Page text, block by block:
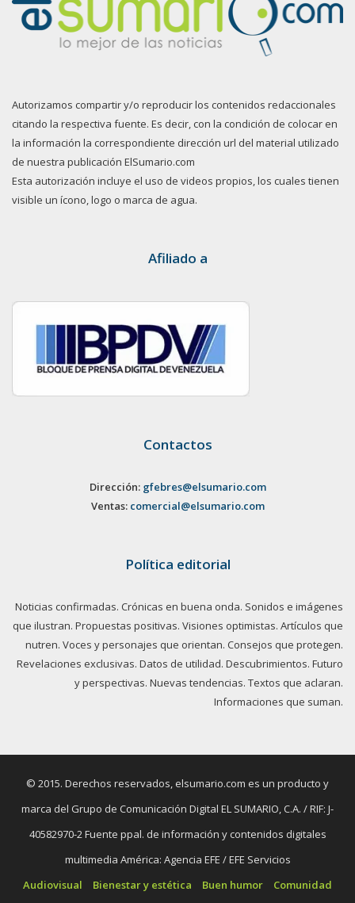
Autorizamos compartir y/o reproducir los contenidos redaccionales
citando la respectiva fuente. Es decir, con la condición de colocar en
la información la correspondiente dirección url del material utilizado
de nuestra publicación ElSumario.com
Esta autorización incluye el uso de videos propios, los cuales tienen
visible un ícono, logo o marca de agua.
Afiliado a
Contactos
Dirección: gfebres@elsumario.com
Ventas: comercial@elsumario.com
Política editorial
Noticias confirmadas. Crónicas en buena onda. Sonidos e imágenes
que ilustran. Propuestas positivas. Visiones optimistas. Artículos que
nutren. Voces y personajes que orientan. Consejos que protegen.
Revelaciones exclusivas. Datos de utilidad. Descubrimientos. Futuro
y perspectivas. Nuevas tendencias. Textos que aclaran.
Informaciones que suman.
© 2015. Derechos reservados, elsumario.com es un producto y
marca del Grupo de Comunicación Digital EL SUMARIO, C.A. / RIF: J-
40582970-2 Fuente ppal. de información y contenidos digitales
multimedia América: Agencia EFE / EFE Servicios
Audiovisual
Bienestar y estética Buen humor
Comunidad